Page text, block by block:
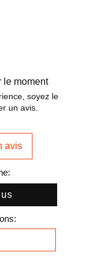
le moment
soyez le
un avis.
avis